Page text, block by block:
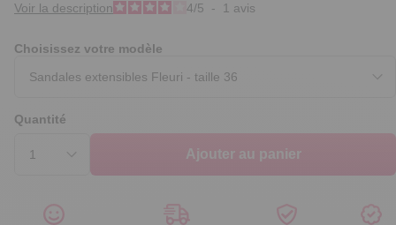
Voir la description 4/5 - 1 avis
Choisissez votre modèle
Quantité
Ajouter au panier